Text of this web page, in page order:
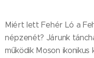
Miért lett Fehér Ló a
népzenét? Járunk
működik Moson